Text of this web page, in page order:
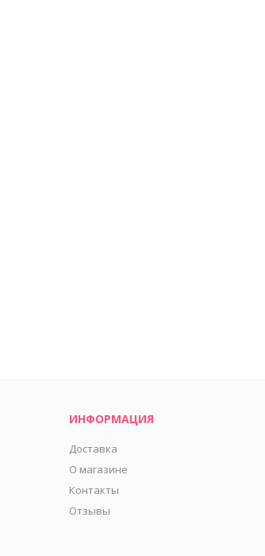
ИНФОРМАЦИЯ
Доставка
О магазине
Контакты
Отзывы